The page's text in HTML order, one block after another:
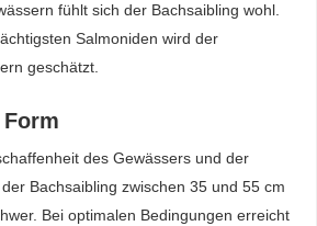
fühlt sich der Bachsaibling wohl.
Salmoniden wird der
geschätzt.
des Gewässers und der
Bachsaibling zwischen 35 und 55 cm
Bei optimalen Bedingungen erreicht